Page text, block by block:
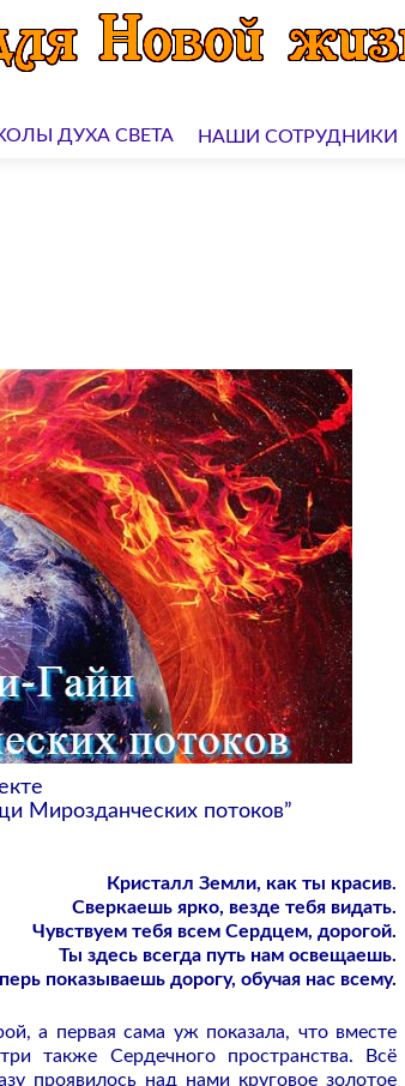
ДУХА СВЕТА НАШИ СОТРУДНИКИ
Мирозданческих потоков”
Кристалл Земли, как ты красив.
Сверкаешь ярко, везде тебя видать.
Чувствуем тебя всем Сердцем, дорогой.
Ты здесь всегда путь нам освещаешь.
показываешь дорогу, обучая нас всему.
а первая сама уж показала, что вместе
также Сердечного пространства. Всё
проявилось над нами круговое золотое